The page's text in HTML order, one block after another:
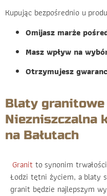
Kupując bezpośrednio u
Omijasz marże
Masz wpływ na
Otrzymujesz
Blaty granitowe
Niezniszczalna
na Bałutach
Granit to synonim
Łodzi tętni życiem, a blaty
granit będzie najlepszym